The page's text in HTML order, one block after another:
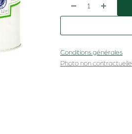
Conditions générales
Photo non contractuelle